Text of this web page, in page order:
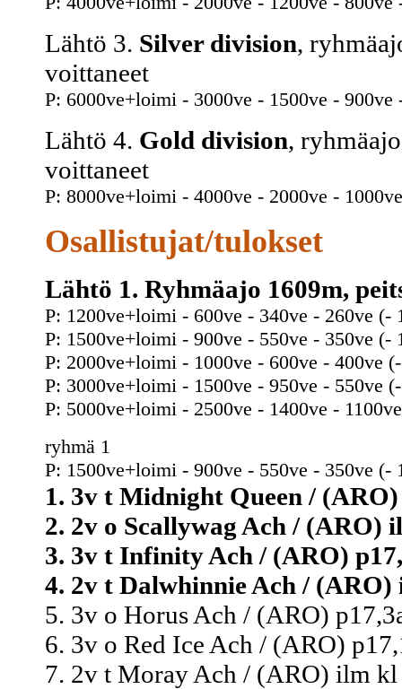
Lähtö 3. Silver division,
voittaneet
P: 6000ve+loimi - 3000ve - 1500ve - 900ve
Lähtö 4. Gold division,
voittaneet
P: 8000ve+loimi - 4000ve - 2000ve -
Osallistujat/tulokset
Lähtö 1. Ryhmäajo 1609m,
P: 1200ve+loimi - 600ve - 340ve - 260ve (-
P: 1500ve+loimi - 900ve - 550ve - 350ve (-
P: 2000ve+loimi - 1000ve - 600ve - 400ve
P: 3000ve+loimi - 1500ve - 950ve - 550ve
P: 5000ve+loimi - 2500ve - 1400ve -
ryhmä 1
P: 1500ve+loimi - 900ve - 550ve - 350ve (-
1. 3v t Midnight Queen /
2. 2v o Scallywag Ach / (ARO)
3. 3v t Infinity Ach / (ARO)
4. 2v t Dalwhinnie Ach /
5. 3v o Horus Ach / (ARO)
6. 3v o Red Ice Ach / (ARO)
7. 2v t Moray Ach / (ARO) ilm